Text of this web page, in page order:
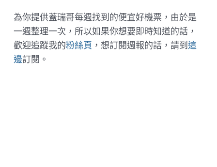
為你提供蓋瑞哥每週找到的便宜好機票，由於是
一週整理一次，所以如果你想要即時知道的話，
歡迎追蹤我的粉絲頁 ，想訂閱週報的話，請到 這
邊訂閱。